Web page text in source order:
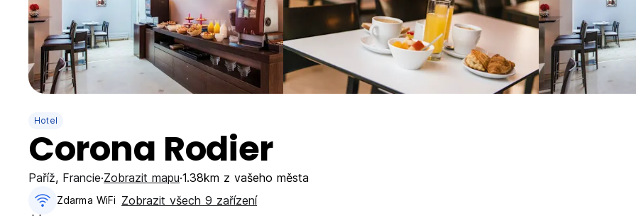
Hotel
Corona Rodier
Paříž, Francie Zobrazit mapu 1.38km z vašeho města
Zdarma WiFi Zobrazit všech 9 zařízení